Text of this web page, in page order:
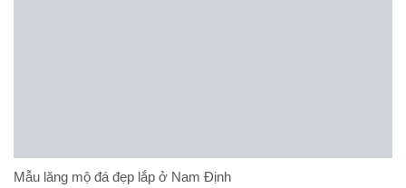
Mẫu lăng mộ đá đẹp lắp ở Nam Định